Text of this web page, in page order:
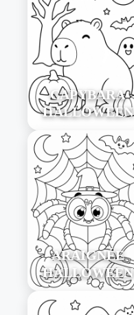
CAPYBARA
HALLOWEEN
ARAIGNÉE
HALLOWEEN